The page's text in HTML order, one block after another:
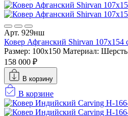
Арт. 929нш
Ковер Афганский Shirvan 107x154
Размер: 100x150 Материал: Шерсть
158 000 ₽
В корзину
В корзине